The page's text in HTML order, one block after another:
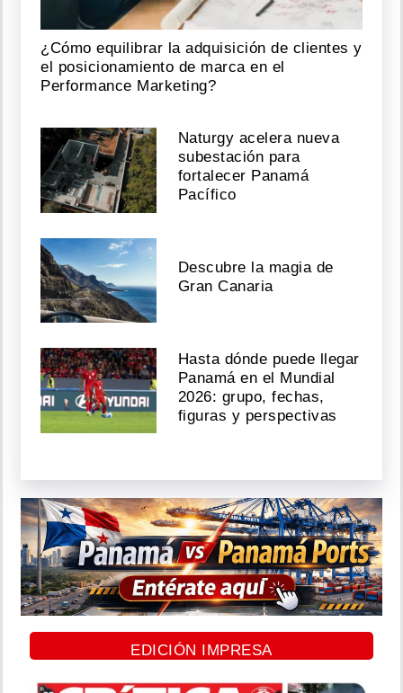
¿Cómo equilibrar la adquisición de clientes y
el posicionamiento de marca en el
Performance Marketing?
Naturgy acelera nueva
subestación para
fortalecer Panamá
Pacífico
Descubre la magia de
Gran Canaria
Hasta dónde puede llegar
Panamá en el Mundial
2026: grupo, fechas,
figuras y perspectivas
EDICIÓN IMPRESA